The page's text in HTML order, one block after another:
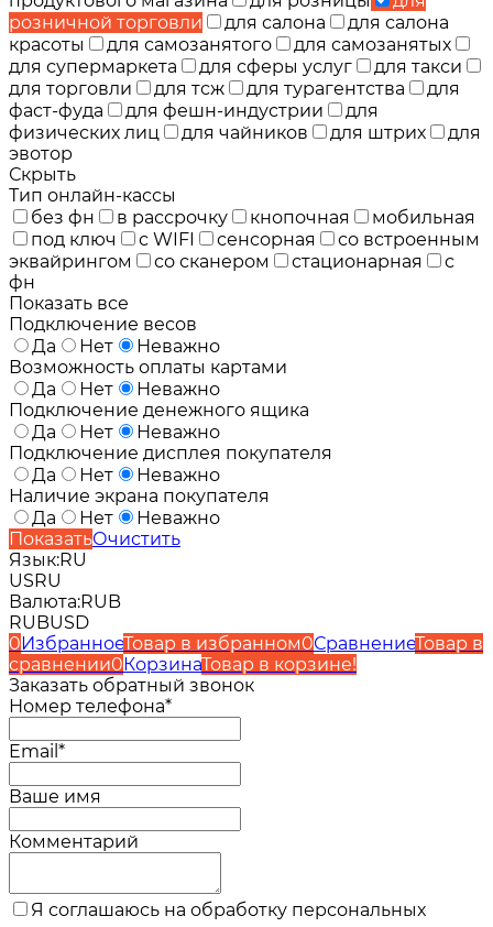
розничной торговли
для салона
для салона
красоты
для самозанятого
для самозанятых
для супермаркета
для сферы услуг
для такси
для торговли
для тсж для турагентства
для
фаст-фуда
для фешн-индустрии
для
физических лиц
для чайников для штрих
для
эвотор
Скрыть
Тип онлайн-кассы
без фн
в рассрочку кнопочная
мобильная
под ключ
с WIFI сенсорная
со встроенным
эквайрингом
со сканером стационарная
с
фн
Показать все
Подключение весов
Да
Нет
Неважно
Возможность оплаты картами
Да
Нет
Неважно
Подключение денежного ящика
Да
Нет
Неважно
Подключение дисплея покупателя
Да
Нет
Неважно
Наличие экрана покупателя
Да
Нет
Неважно
ПоказатьОчистить
Язык:RU
USRU
Валюта:RUB
RUBUSD
0ИзбранноеТовар в избранном0СравнениеТовар в
сравнении0КорзинаТовар в корзине!
Заказать обратный звонок
Номер телефона*
Email*
Ваше имя
Комментарий
Я соглашаюсь на обработку персональных